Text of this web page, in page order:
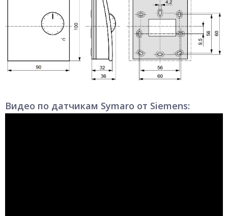
Видео по датчикам Symaro от Siemens: